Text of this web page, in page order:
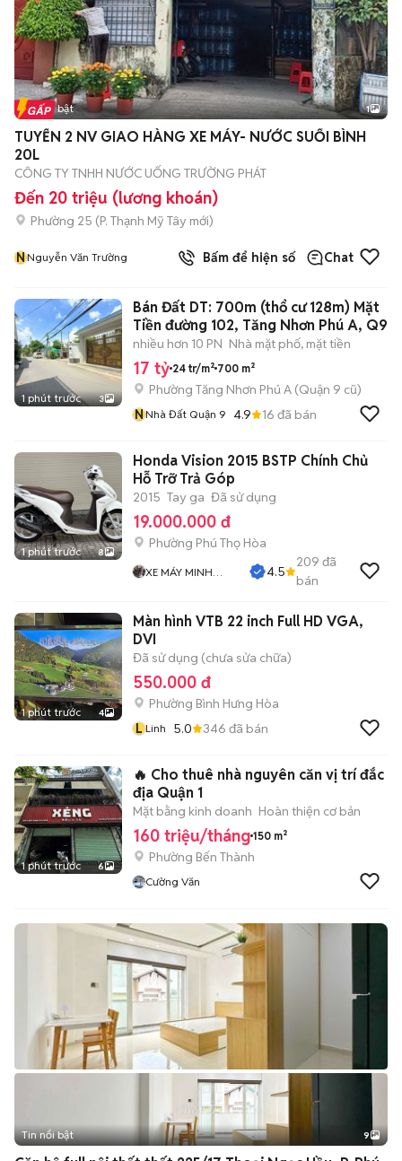
Tin nổi bật 1
TUYỂN 2 NV GIAO HÀNG XE MÁY- NƯỚC SUỐI BÌNH
20L
CÔNG TY TNHH NƯỚC UỐNG TRƯỜNG PHÁT
Đến 20 triệu (lương khoán)
Phường 25 (P. Thạnh Mỹ Tây mới)
NNguyễn Văn Trường Bấm để hiện số Chat
1 phút trước 3
Bán Đất DT: 700m (thổ cư 128m) Mặt
Tiền đường 102, Tăng Nhơn Phú A, Q9
nhiều hơn 10 PN Nhà mặt phố, mặt tiền
17 tỷ 24 tr/m² 700 m²
Phường Tăng Nhơn Phú A (Quận 9 cũ)
NNhà Đất Quận 9 4.9 16 đã bán
1 phút trước 8
Honda Vision 2015 BSTP Chính Chủ
Hỗ Trỡ Trả Góp
2015 Tay ga Đã sử dụng
19.000.000 đ
Phường Phú Thọ Hòa
XE MÁY MINH
4.5
209 đã
bán
1 phút trước 4
Màn hình VTB 22 inch Full HD VGA,
DVI
Đã sử dụng (chưa sửa chữa)
550.000 đ
Phường Bình Hưng Hòa
L Linh 5.0 346 đã bán
1 phút trước 6
🔥 Cho thuê nhà nguyên căn vị trí đắc
địa Quận 1
Mặt bằng kinh doanh Hoàn thiện cơ bản
160 triệu/tháng 150 m²
Phường Bến Thành
Cường Văn
+2
Tin nổi bật 9